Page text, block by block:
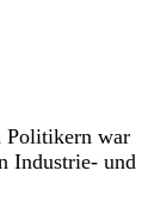
Politikern war
Industrie- und